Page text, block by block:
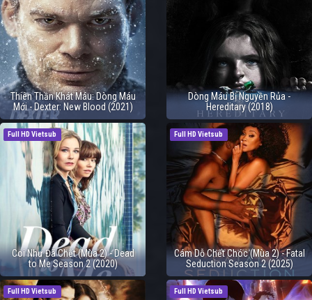
Thiên Thần Khát Máu: Dòng Máu
Mới - Dexter: New Blood (2021)
Dòng Máu Bị Nguyền Rủa -
Hereditary (2018)
Full HD Vietsub
Coi Như Đã Chết (Mùa 2) - Dead
to Me Season 2 (2020)
Full HD Vietsub
Cám Dỗ Chết Chóc (Mùa 2) - Fatal
Seduction Season 2 (2025)
Full HD Vietsub Full HD Vietsub